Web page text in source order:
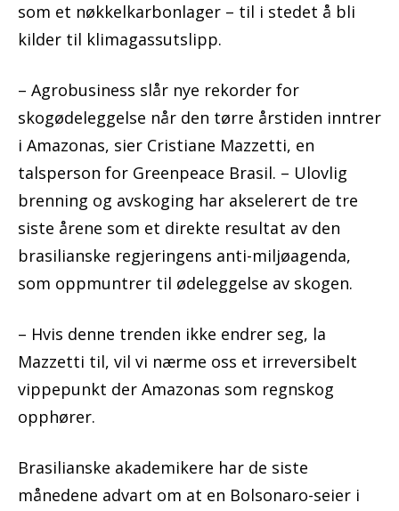
som et nøkkelkarbonlager – til i stedet å bli
kilder til klimagassutslipp.
– Agrobusiness slår nye rekorder for
skogødeleggelse når den tørre årstiden inntrer
i Amazonas, sier Cristiane Mazzetti, en
talsperson for Greenpeace Brasil. – Ulovlig
brenning og avskoging har akselerert de tre
siste årene som et direkte resultat av den
brasilianske regjeringens anti-miljøagenda,
som oppmuntrer til ødeleggelse av skogen.
– Hvis denne trenden ikke endrer seg, la
Mazzetti til, vil vi nærme oss et irreversibelt
vippepunkt der Amazonas som regnskog
opphører.
Brasilianske akademikere har de siste
månedene advart om at en Bolsonaro-seier i